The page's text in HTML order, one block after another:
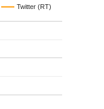
Twitter (RT)